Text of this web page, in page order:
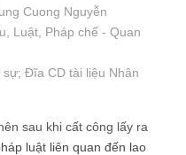
Cuong Nguyễn
Luật Pháp chế - Quan
sự; Đĩa CD tài liệu Nhân
sau khi cất công lấy ra
luật liên quan đến lao